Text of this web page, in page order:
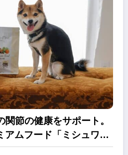
関節の健康をサポート。
アムフード「ミシュワ